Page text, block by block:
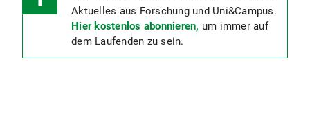
Aktuelles aus Forschung und Uni&Campus.
Hier kostenlos abonnieren, um immer auf
dem Laufenden zu sein.